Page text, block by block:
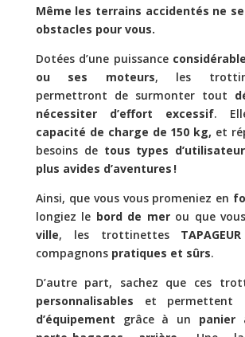
Même les terrains accidentés ne
obstacles pour vous.
Dotées d’une puissance
ou ses moteurs, les
permettront de surmonter tout
nécessiter d’effort excessif.
capacité de charge de 150 kg, et
besoins de tous types
plus avides d’aventures !
Ainsi, que vous vous promeniez en
longiez le bord de merou que vous
ville, les trottinettes TAPAGEUR
compagnons pratiques et sûrs.
D’autre part, sachez que ces
personnalisables et permettent
d’équipement grâce à un panier